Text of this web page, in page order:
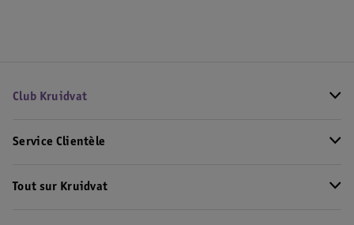
Club Kruidvat
Service Clientèle
Tout sur Kruidvat